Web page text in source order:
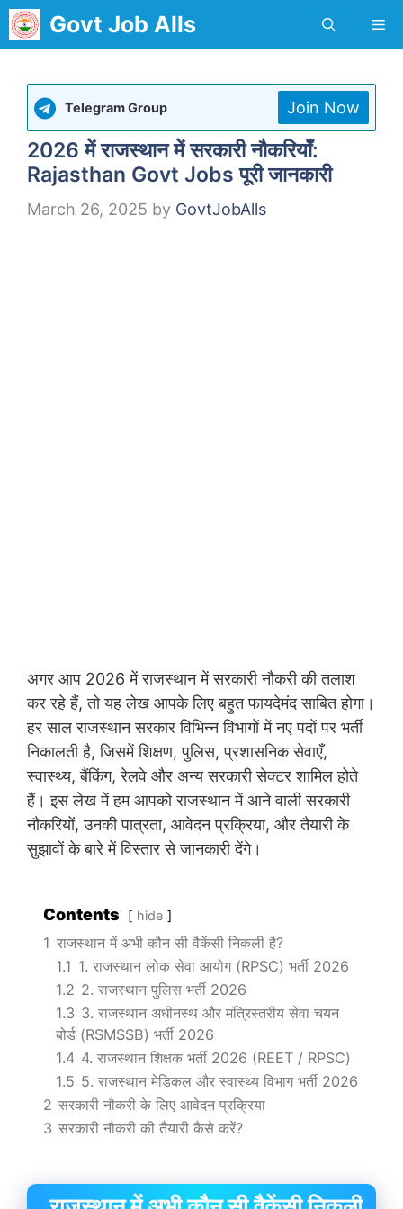
Skip
to
Govt Job Alls
Telegram Group Join Now
2026 में राजस्थान में सरकारी नौकरियाँ:
Rajasthan Govt Jobs पूरी जानकारी
March 26, 2025 by GovtJobAlls
अगर आप 2026 में राजस्थान में सरकारी नौकरी की तलाश
कर रहे हैं, तो यह लेख आपके लिए बहुत फायदेमंद साबित होगा।
हर साल राजस्थान सरकार विभिन्न विभागों में नए पदों पर भर्ती
निकालती है, जिसमें शिक्षण, पुलिस, प्रशासनिक सेवाएँ,
स्वास्थ्य, बैंकिंग, रेलवे और अन्य सरकारी सेक्टर शामिल होते
हैं। इस लेख में हम आपको राजस्थान में आने वाली सरकारी
नौकरियों, उनकी पात्रता, आवेदन प्रक्रिया, और तैयारी के
सुझावों के बारे में विस्तार से जानकारी देंगे।
Contents hide
1 राजस्थान में अभी कौन सी वैकेंसी निकली है?
1.1 1. राजस्थान लोक सेवा आयोग (RPSC) भर्ती 2026
1.2 2. राजस्थान पुलिस भर्ती 2026
1.3 3. राजस्थान अधीनस्थ और मंत्रिस्तरीय सेवा चयन
बोर्ड (RSMSSB) भर्ती 2026
1.4 4. राजस्थान शिक्षक भर्ती 2026 (REET / RPSC)
1.5 5. राजस्थान मेडिकल और स्वास्थ्य विभाग भर्ती 2026
2 सरकारी नौकरी के लिए आवेदन प्रक्रिया
3 सरकारी नौकरी की तैयारी कैसे करें?